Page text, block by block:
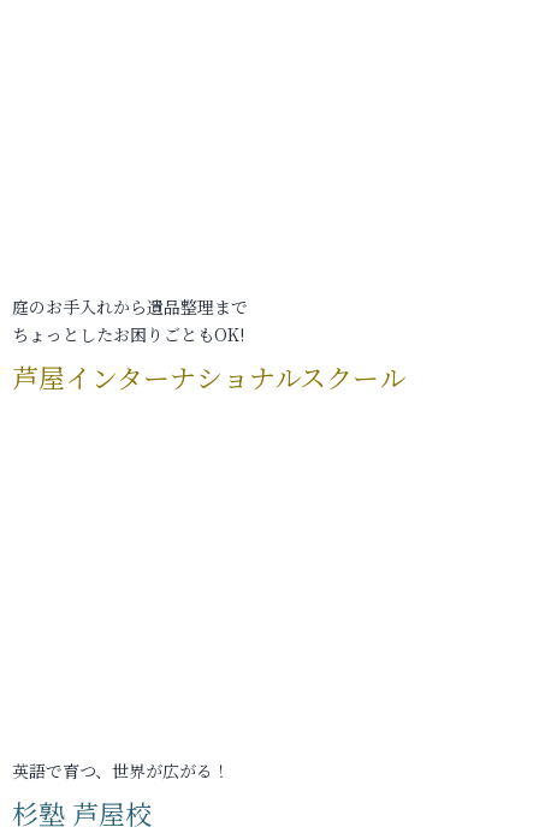
庭のお手入れから遺品整理まで
ちょっとしたお困りごともOK!
芦屋インターナショナルスクール
英語で育つ、世界が広がる！
杉塾 芦屋校